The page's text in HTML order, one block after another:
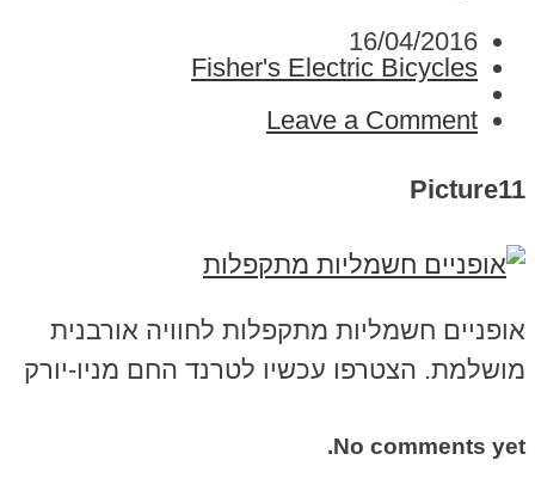
16/04/2016
Fisher's Electric Bicycles
Leave a Comment
Picture11
אופניים חשמליות מתקפלות לחוויה אורבנית
מושלמת. הצטרפו עכשיו לטרנד החם מניו-יורק
No comments yet.